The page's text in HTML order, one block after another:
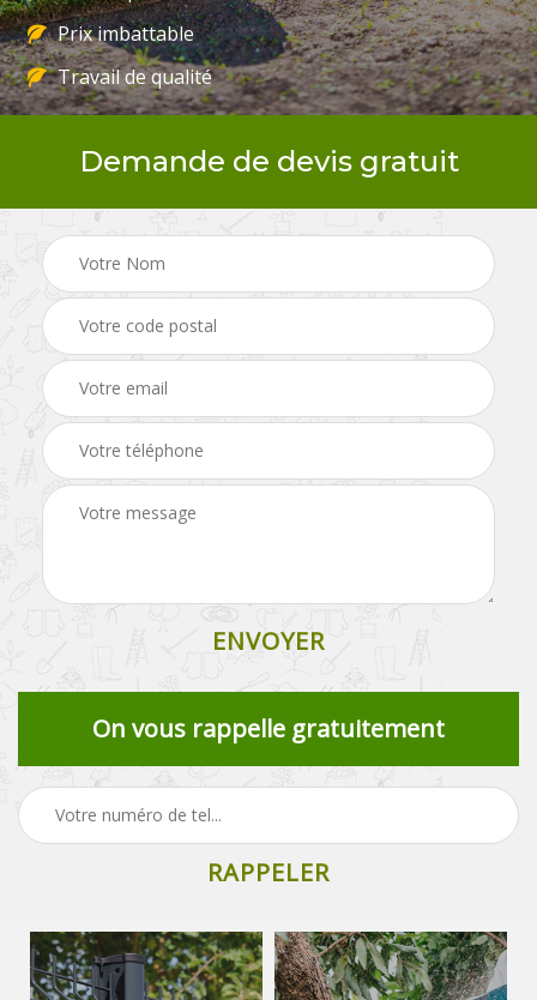
Prix imbattable
Travail de qualité
Demande de devis gratuit
On vous rappelle gratuitement